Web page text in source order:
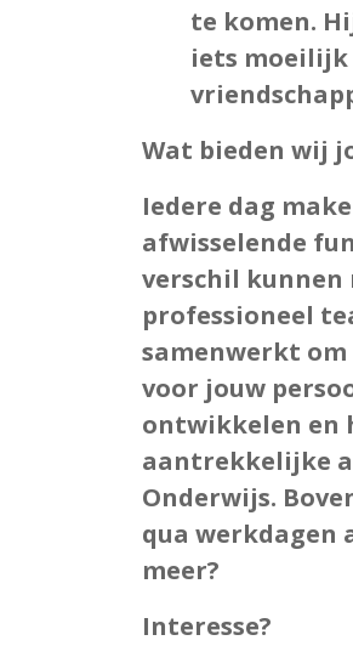
te komen.
iets moeilijk
Wat bieden wij
Iedere dag
afwisselende
verschil kunnen
professioneel
samenwerkt
voor jouw
ontwikkelen en
aantrekkelijke
Onderwijs.
qua werkdagen
meer?
Interesse?